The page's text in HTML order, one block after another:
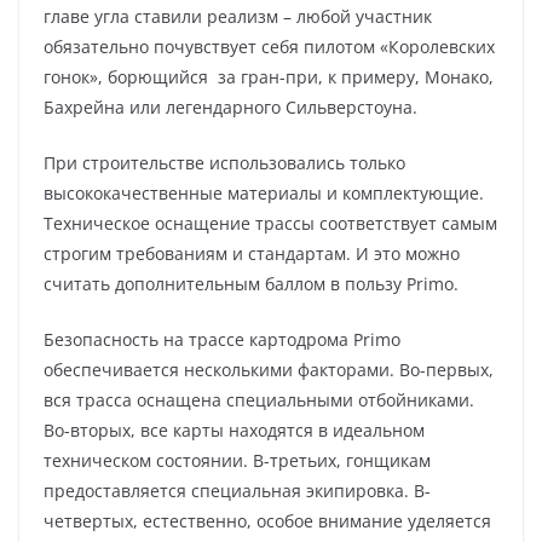
главе угла ставили реализм – любой участник
обязательно почувствует себя пилотом «Королевских
гонок», борющийся за гран-при, к примеру, Монако,
Бахрейна или легендарного Сильверстоуна.
При строительстве использовались только
высококачественные материалы и комплектующие.
Техническое оснащение трассы соответствует самым
строгим требованиям и стандартам. И это можно
считать дополнительным баллом в пользу Primo.
Безопасность на трассе картодрома Primo
обеспечивается несколькими факторами. Во-первых,
вся трасса оснащена специальными отбойниками.
Во-вторых, все карты находятся в идеальном
техническом состоянии. В-третьих, гонщикам
предоставляется специальная экипировка. В-
четвертых, естественно, особое внимание уделяется